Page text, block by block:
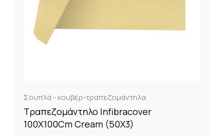
Σουπλά - κουβέρ-τραπεζομάντηλα
Τραπεζομάντηλο Infibracover
100X100Cm Cream (50X3)